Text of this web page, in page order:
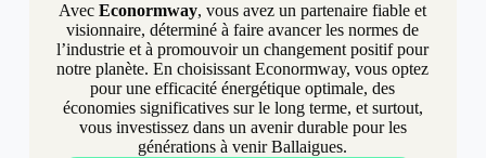
AvecEconormway, vous avez un partenaire fiable et
visionnaire, déterminé à faire avancer les normes de
l’industrie et à promouvoir un changement positif pour
notre planète. En choisissant Econormway, vous optez
pour une efficacité énergétique optimale, des
économies significatives sur le long terme, et surtout,
vous investissez dans un avenir durable pour les
générations à venir Ballaigues.